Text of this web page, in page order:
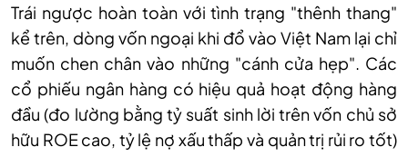
Trái ngược hoàn toàn với tình trạng "thênh thang"
kể trên, dòng vốn ngoại khi đổ vào Việt Nam lại chỉ
muốn chen chân vào những "cánh cửa hẹp". Các
cổ phiếu ngân hàng có hiệu quả hoạt động hàng
đầu (đo lường bằng tỷ suất sinh lời trên vốn chủ sở
hữu ROE cao, tỷ lệ nợ xấu thấp và quản trị rủi ro tốt)